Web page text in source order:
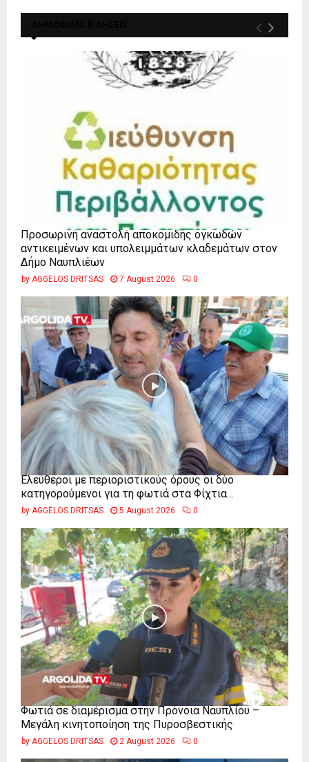
Προσωρινή αναστολή αποκομιδής ογκωδών
αντικειμένων και υπολειμμάτων κλαδεμάτων στον
Δήμο Ναυπλιέων
by AGGELOS DRITSAS 7 August 2026 0
Ελεύθεροι με περιοριστικούς όρους οι δύο
κατηγορούμενοι για τη φωτιά στα Φίχτια...
by AGGELOS DRITSAS 5 August 2026 0
Φωτιά σε διαμέρισμα στην Πρόνοια Ναυπλίου –
Μεγάλη κινητοποίηση της Πυροσβεστικής
by AGGELOS DRITSAS 2 August 2026 0